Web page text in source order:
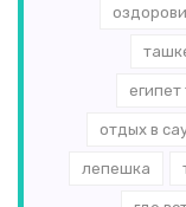
отдых в
лепешка